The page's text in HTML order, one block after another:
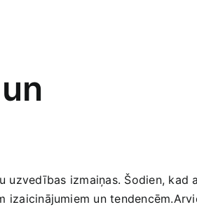
izmaiņas. Šodien, kad
un